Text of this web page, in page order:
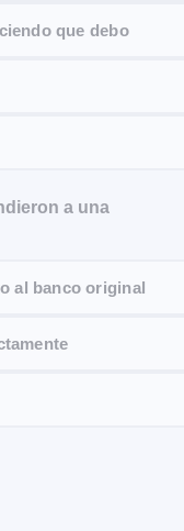
que debo
a una
al banco original